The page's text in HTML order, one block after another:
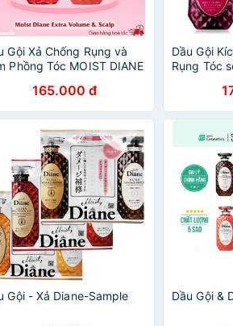
Gội Xả Chống Rụng và
Phồng Tóc MOIST DIANE
Cấp Nhật Bản
165.000 đ
Dầu Gội
Rụng Tóc
450ml
Gội - Xả Diane-Sample Dầu Gội &